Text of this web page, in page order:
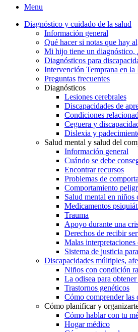
Menu
Diagnóstico y cuidado de la salud
Información general
Qué hacer si notas que hay
Mi hijo tiene un diagnóstico,
Diagnósticos para
Intervención Temprana en
Preguntas frecuentes
Diagnósticos
Lesiones cerebrales
Discapacidades de
Condiciones
Ceguera y
Dislexia y
Salud mental y salud del
Información general
Cuándo se debe
Encontrar recursos
Problemas de
Comportamiento
Salud mental en
Medicamentos
Trauma
Apoyo durante una
Derechos de recibir
Malas
Sistema de justicia
Discapacidades múltiples,
Niños con condición
La odisea para
Trastornos genéticos
Cómo comprender las
Cómo planificar y
Cómo hablar con tu
Hogar médico